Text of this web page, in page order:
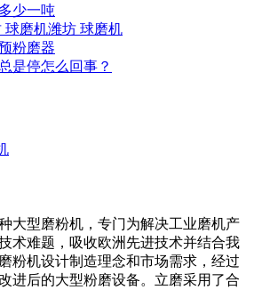
少一吨
球磨机潍坊 球磨机
粉磨器
是停怎么回事？
大型磨粉机，专门为解决工业磨机产
术难题，吸收欧洲先进技术并结合我
粉机设计制造理念和市场需求，经过
进后的大型粉磨设备。立磨采用了合